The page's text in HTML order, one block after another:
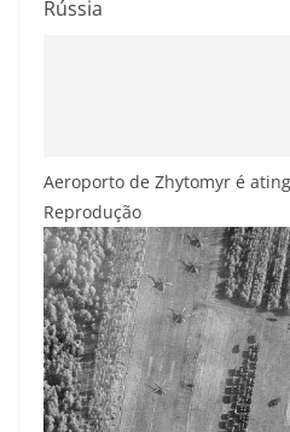
Rússia
Aeroporto de Zhytomyr é
Reprodução